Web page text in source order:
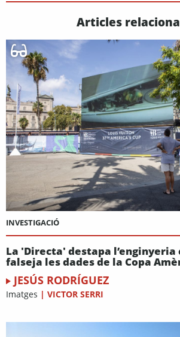
Articles
INVESTIGACIÓ
La 'Directa' destapa
falseja les dades de la Copa
JESÚS RODRÍGUEZ
Imatges | VICTOR SERRI